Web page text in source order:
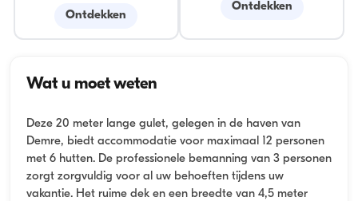
Ontdekken
Ontdekken
Wat u moet weten
Deze 20 meter lange gulet, gelegen in de haven van
Demre, biedt accommodatie voor maximaal 12 personen
met 6 hutten. De professionele bemanning van 3 personen
zorgt zorgvuldig voor al uw behoeften tijdens uw
vakantie. Het ruime dek en een breedte van 4,5 meter